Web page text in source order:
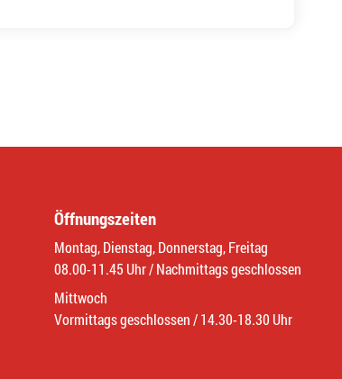
Öffnungszeiten
Montag, Dienstag, Donnerstag, Freitag
08.00-11.45 Uhr / Nachmittags geschlossen
Mittwoch
Vormittags geschlossen / 14.30-18.30 Uhr